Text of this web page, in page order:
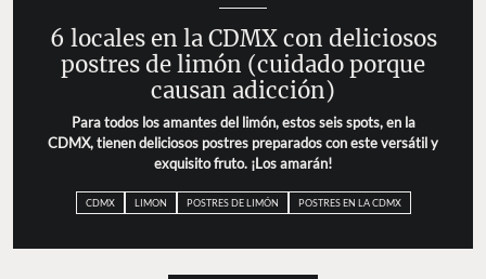
6 locales en la CDMX con deliciosos
postres de limón (cuidado porque
causan adicción)
Para todos los amantes del limón, estos seis spots, en la
CDMX, tienen deliciosos postres preparados con este versátil y
exquisito fruto. ¡Los amarán!
CDMX LIMON POSTRES DE LIMÓN POSTRES EN LA CDMX